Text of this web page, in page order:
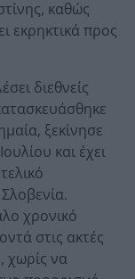
καθώς
εκρηκτικά προς
διεθνείς
ξεκίνησε
και έχει
χρονικό
στις ακτές
χωρίς να